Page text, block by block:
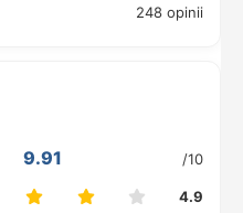
248 opinii
9.91 /10
4.9